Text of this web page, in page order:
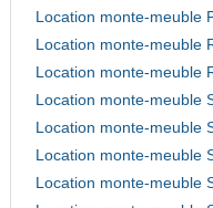
Location monte-meuble
Location monte-meuble
Location monte-meuble
Location monte-meuble
Location monte-meuble
Location monte-meuble
Location monte-meuble